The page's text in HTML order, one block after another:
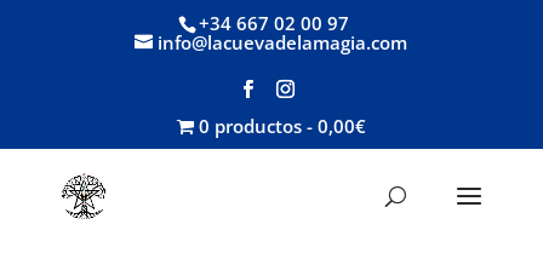
+34 667 02 00 97
info@lacuevadelamagia.com
0 productos 0,00€